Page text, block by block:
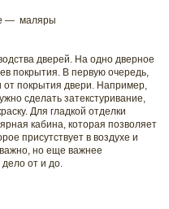
— маляры
дверей. На одно дверное
покрытия. В первую очередь,
от покрытия двери. Например,
сделать затекстуривание,
Для гладкой отделки
кабина, которая позволяет
присутствует в воздухе и
но еще важнее
от и до.